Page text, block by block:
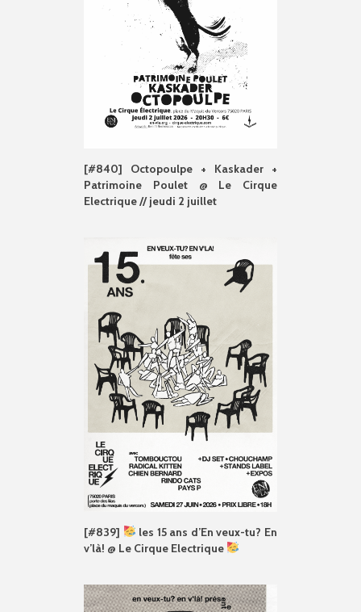
[#840] Octopoulpe + Kaskader +
Patrimoine Poulet @ Le Cirque
Electrique // jeudi 2 juillet
[#839]
les 15 ans d’En veux-tu? En
v’là! @ Le Cirque Electrique